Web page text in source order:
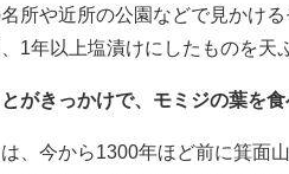
所や近所の公園などで見かけ
1年以上塩漬けにしたものを天
がきっかけで、モミジの葉を食
、今から1300年ほど前に箕面